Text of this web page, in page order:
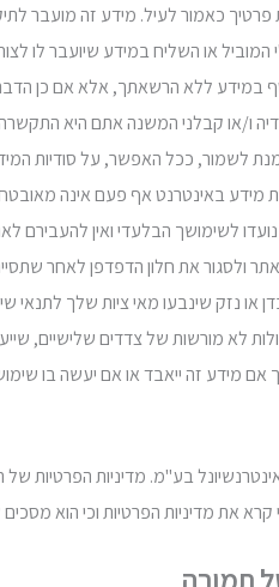
נועדו לשימושך הבלעדי ואין
ולסגור את חלון הדפדפן לאחר
או נזק שינבעו מאי ציות שלך לתנאי
לא מורשות של צדדים שלישיים,
אם מידע זה ייאבד או אם יעשה בו